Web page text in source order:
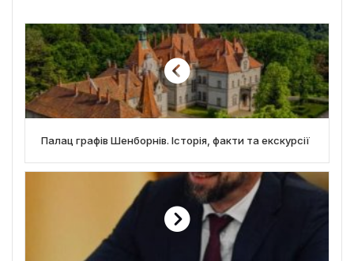
Палац графів Шенборнів. Історія, факти та екскурсії